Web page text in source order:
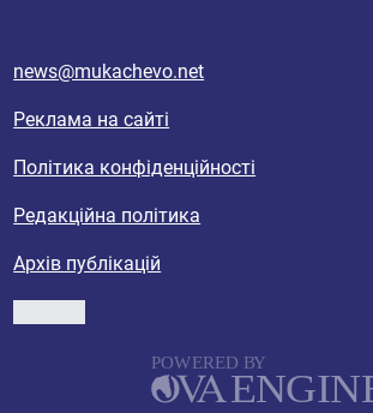
news@mukachevo.net
Реклама на сайті
Політика конфіденційності
Редакційна політика
Архів публікацій